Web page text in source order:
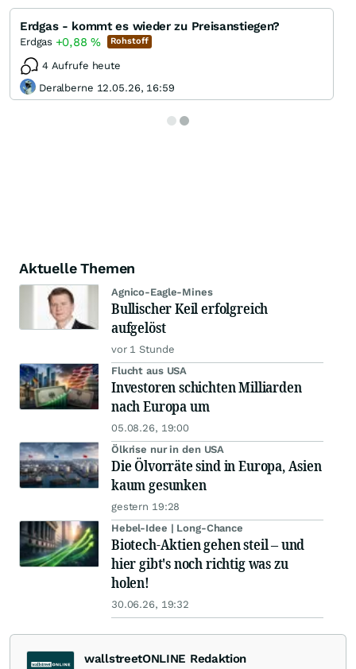
Erdgas - kommt es wieder zu Preisanstiegen?
Erdgas +0,88% Rohstoff
4 Aufrufe heute
Deralberne 12.05.26, 16:59
Aktuelle Themen
Agnico-Eagle-Mines
Bullischer Keil erfolgreich
aufgelöst
vor 1 Stunde
Flucht aus USA
Investoren schichten Milliarden
nach Europa um
05.08.26, 19:00
Ölkrise nur in den USA
Die Ölvorräte sind in Europa, Asien
kaum gesunken
gestern 19:28
Hebel-Idee | Long-Chance
Biotech-Aktien gehen steil – und
hier gibt's noch richtig was zu
holen!
30.06.26, 19:32
wallstreetONLINE Redaktion